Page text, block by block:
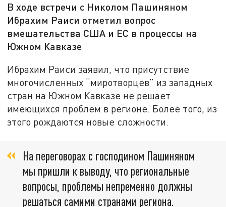
В ходе встречи с Николом Пашиняном
Ибрахим Раиси отметил вопрос
вмешательства США и ЕС в процессы на
Южном Кавказе
Ибрахим Раиси заявил, что присутствие
многочисленных “миротворцев” из западных
стран на Южном Кавказе не решает
имеющихся проблем в регионе. Более того, из
этого рождаются новые сложности.
На переговорах с господином Пашиняном
мы пришли к выводу, что региональные
вопросы, проблемы непременно должны
решаться самими странами региона.